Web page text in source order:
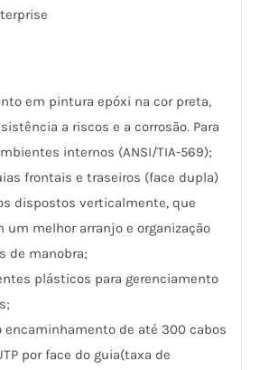
em pintura epóxi na cor preta,
a riscos e a corrosão. Para
internos (ANSI/TIA-569);
frontais e traseiros (face dupla)
dispostos verticalmente, que
um melhor arranjo e organização
de manobra;
plásticos para gerenciamento
encaminhamento de até 300 cabos
por face do guia(taxa de